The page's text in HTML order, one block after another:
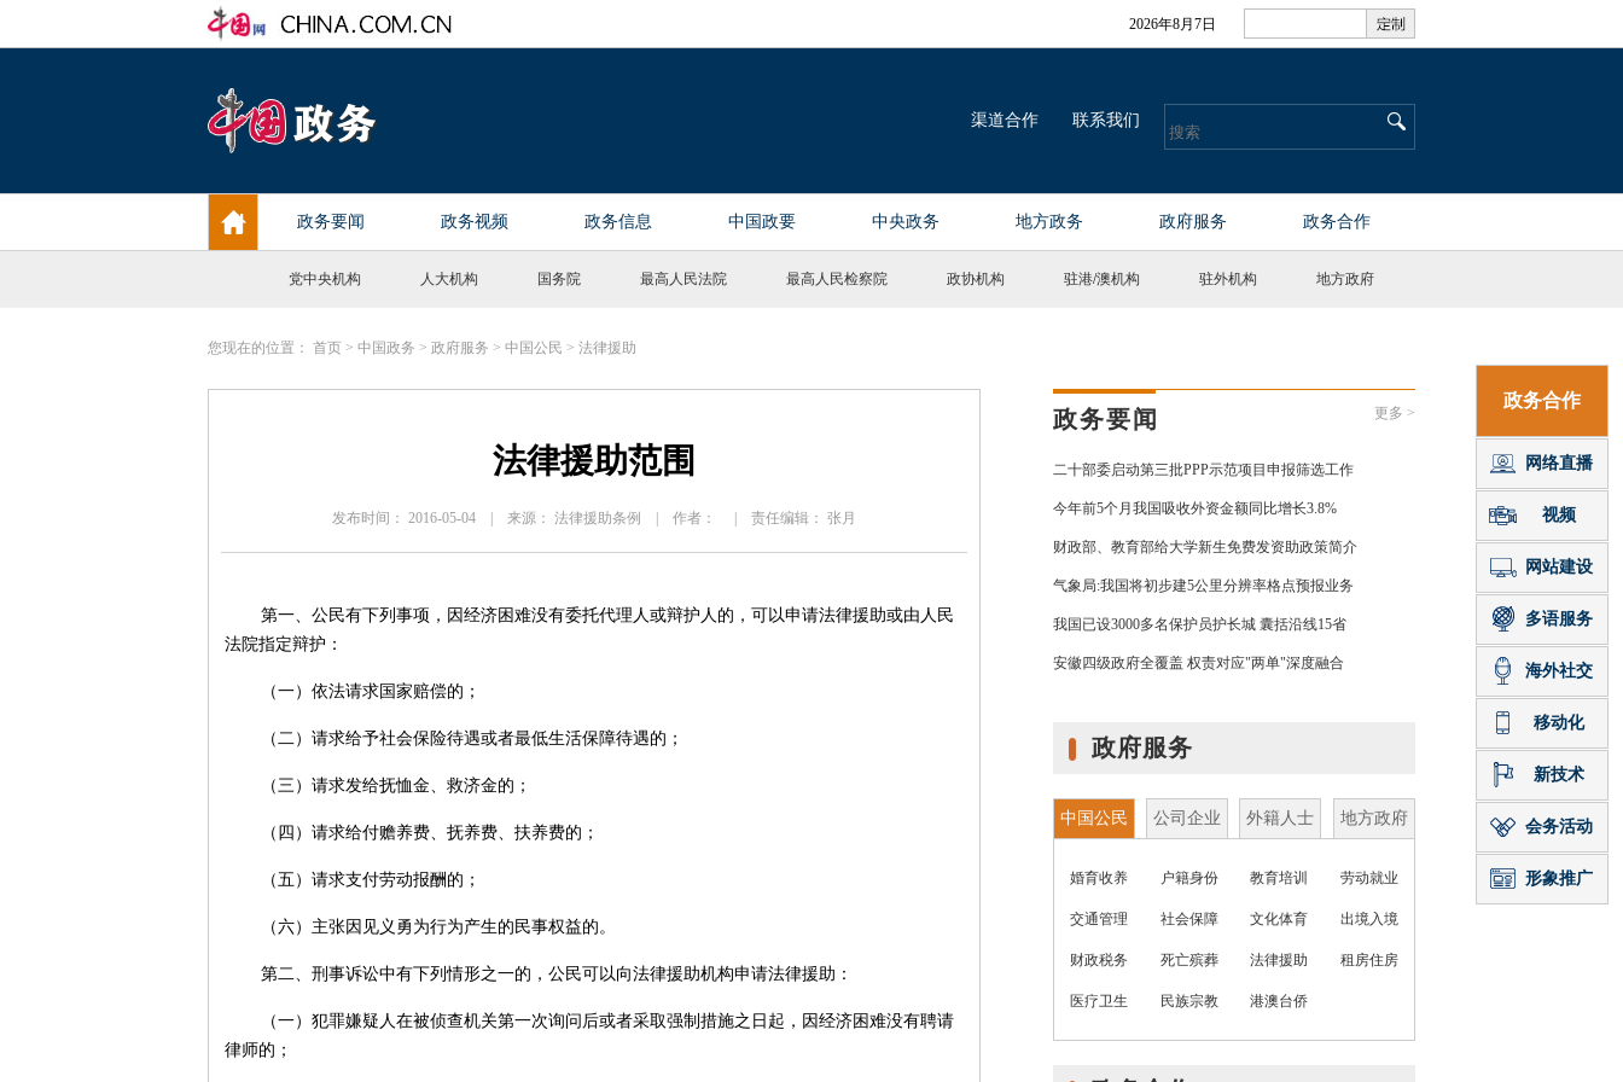
党中央机构 人大机构 国务院 最高人民法院 最高人民检察院 政协机构 驻港/澳机构 驻外机构 地方政府
您现在的位置： 首页 > 中国政务 > 政府服务 > 中国公民 > 法律援助
法律援助范围
发布时间： 2016-05-04 | 来源： 法律援助条例 | 作者： | 责任编辑： 张月
第一、公民有下列事项，因经济困难没有委托代理人或辩护人的，可以申请法律援助或由人民
法院指定辩护：
（一）依法请求国家赔偿的；
（二）请求给予社会保险待遇或者最低生活保障待遇的；
（三）请求发给抚恤金、救济金的；
（四）请求给付赡养费、抚养费、扶养费的；
（五）请求支付劳动报酬的；
（六）主张因见义勇为行为产生的民事权益的。
第二、刑事诉讼中有下列情形之一的，公民可以向法律援助机构申请法律援助：
（一）犯罪嫌疑人在被侦查机关第一次询问后或者采取强制措施之日起，因经济困难没有聘请
律师的；
政务要闻 更多 >
二十部委启动第三批PPP示范项目申报筛选工作
今年前5个月我国吸收外资金额同比增长3.8%
财政部、教育部给大学新生免费发资助政策简介
气象局:我国将初步建5公里分辨率格点预报业务
我国已设3000多名保护员护长城 囊括沿线15省
安徽四级政府全覆盖 权责对应"两单"深度融合
政府服务
中国公民 公司企业 外籍人士 地方政府
婚育收养 户籍身份 教育培训 劳动就业
交通管理 社会保障 文化体育 出境入境
财政税务 死亡殡葬 法律援助 租房住房
医疗卫生 民族宗教 港澳台侨